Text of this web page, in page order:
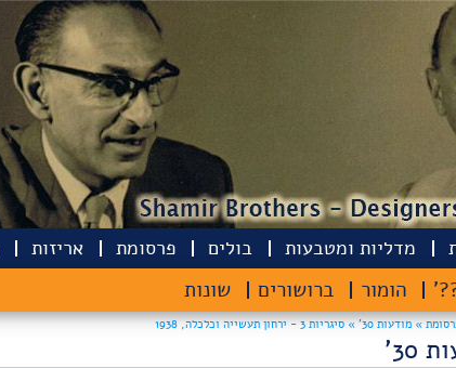
מדליות ומטבעות בולים פרסומת
הומור ברושורים שונות
אריזות
»מודעות 30' » סיגריות 3 - ירחון תעשייה וכלכלה, 1938
30'